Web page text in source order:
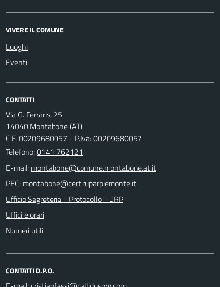
VIVERE IL COMUNE
Luoghi
Eventi
CONTATTI
Via G. Ferraris, 25
14040 Montabone (AT)
C.F. 00209680057 - P.Iva: 00209680057
Telefono:0141 762121
E-mail:
PEC:
Ufficio Segreteria - Protocollo - URP
Uffici e orari
Numeri utili
CONTATTI D.P.O.